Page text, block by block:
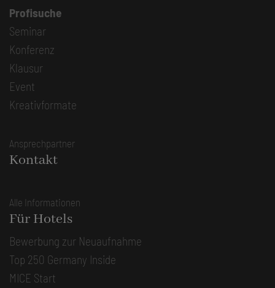
Profisuche
Seminar
Konferenz
Klausur
Event
Kreativformate
Ansprechpartner
Kontakt
Alle Informationen
Für Hotels
Bewerbung zur Neuaufnahme
Top 250 Germany Inside
MICE Start